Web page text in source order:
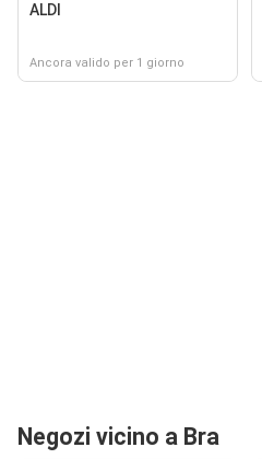
ALDI
Ancora valido per 1 giorno
Negozi vicino a Bra